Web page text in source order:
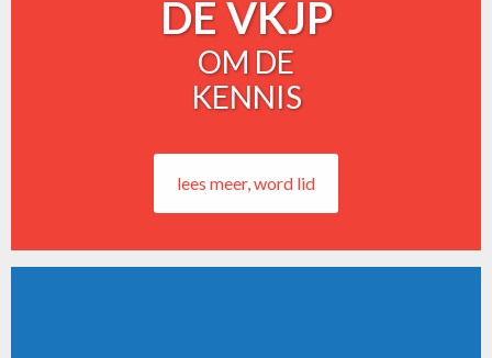
DE VKJP
OM DE
KENNIS
lees meer, word lid